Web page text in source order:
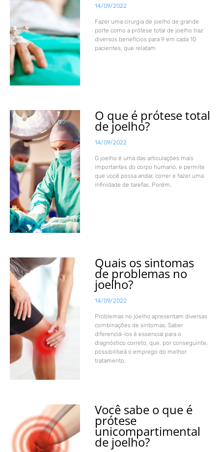
14/09/2022
Fazer uma cirurgia de joelho de grande
porte como a prótese total de joelho traz
diversos benefícios para 9 em cada 10
pacientes, que relatam
O que é prótese total
de joelho?
14/09/2022
O joelho é uma das articulações mais
importantes do corpo humano, e permite
que você possa andar, correr e fazer uma
infinidade de tarefas. Porém,
Quais os sintomas
de problemas no
joelho?
14/09/2022
Problemas no joelho apresentam diversas
combinações de sintomas. Saber
diferenciá-los é essencial para o
diagnóstico correto, que, por conseguinte,
possibilitará o emprego do melhor
tratamento,
Você sabe o que é
prótese
unicompartimental
de joelho?